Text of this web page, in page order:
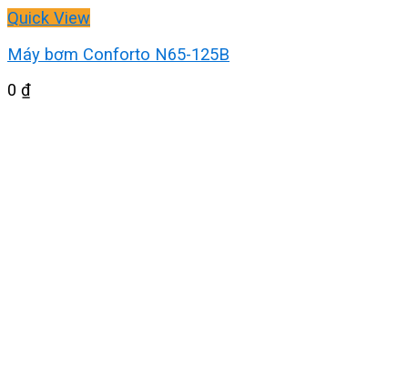
Quick View
Máy bơm Conforto N65-125B
0 ₫